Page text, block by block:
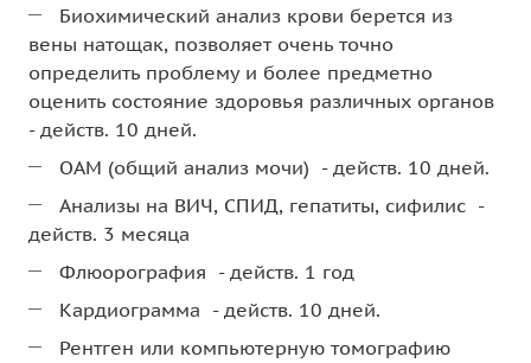
Биохимический анализ крови берется из
вены натощак, позволяет очень точно
определить проблему и более предметно
оценить состояние здоровья различных органов
- действ. 10 дней.
ОАМ (общий анализ мочи) - действ. 10 дней.
Анализы на ВИЧ, СПИД, гепатиты, сифилис -
действ. 3 месяца
Флюорография - действ. 1 год
Кардиограмма - действ. 10 дней.
Рентген или компьютерную томографию